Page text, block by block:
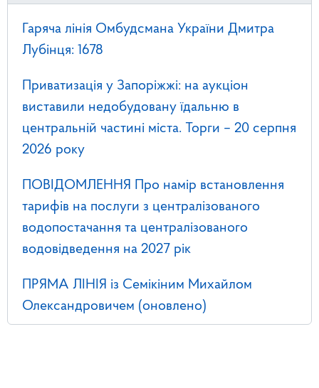
Гаряча лінія Омбудсмана України Дмитра
Лубінця: 1678
Приватизація у Запоріжжі: на аукціон
виставили недобудовану їдальню в
центральній частині міста. Торги – 20 серпня
2026 року
ПОВІДОМЛЕННЯ Про намір встановлення
тарифів на послуги з централізованого
водопостачання та централізованого
водовідведення на 2027 рік
ПРЯМА ЛІНІЯ із Семікіним Михайлом
Олександровичем (оновлено)